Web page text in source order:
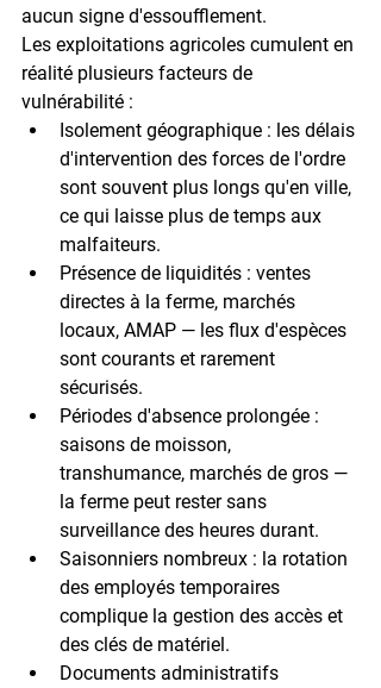
aucun signe d'essoufflement.
Les exploitations agricoles cumulent en
réalité plusieurs facteurs de
vulnérabilité :
Isolement géographique : les délais
d'intervention des forces de l'ordre
sont souvent plus longs qu'en ville,
ce qui laisse plus de temps aux
malfaiteurs.
Présence de liquidités : ventes
directes à la ferme, marchés
locaux, AMAP — les flux d'espèces
sont courants et rarement
sécurisés.
Périodes d'absence prolongée :
saisons de moisson,
transhumance, marchés de gros —
la ferme peut rester sans
surveillance des heures durant.
Saisonniers nombreux : la rotation
des employés temporaires
complique la gestion des accès et
des clés de matériel.
Documents administratifs